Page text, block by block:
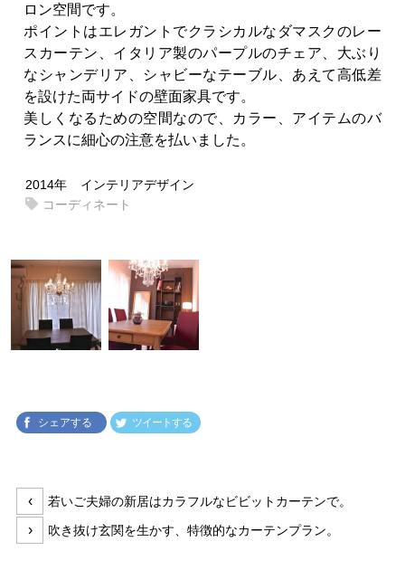
ロン空間です。
ポイントはエレガントでクラシカルなダマスクのレー
スカーテン、イタリア製のパープルのチェア、大ぶり
なシャンデリア、シャビーなテーブル、あえて高低差
を設けた両サイドの壁面家具です。
美しくなるための空間なので、カラー、アイテムのバ
ランスに細心の注意を払いました。
2014年
インテリアデザイン
コーディネート
シェアする ツイートする
投
稿
ナ
‹
前
投
若いご夫婦の新居はカラフルなビビットカーテンで。
›
次
吹き抜け玄関を生かす、特徴的なカーテンプラン。